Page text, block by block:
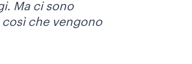
Ma ci sono
così che vengono